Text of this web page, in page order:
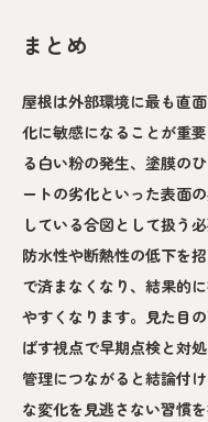
まとめ
屋根は外部環境に最も直
化に敏感になることが重
る白い粉の発生、塗膜の
ートの劣化といった表面
している合図として扱う
防水性や断熱性の低下を
で済まなくなり、結果的
やすくなります。見た目
ばす視点で早期点検と対
管理につながると結論付
な変化を見逃さない習慣